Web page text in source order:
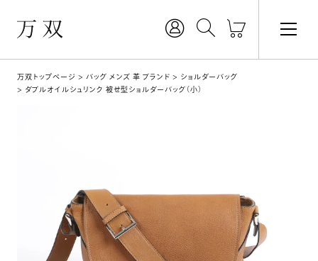
万双トップページ バッグ メンズ 革 ブランド
ショルダーバッグ
ダブルオイルシュリンク 被せ型ショルダーバッグ（小）